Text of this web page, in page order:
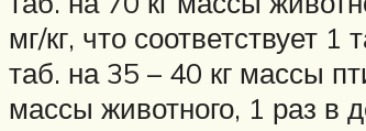
мг/кг, что соответствует
таб. на 35 – 40 кг массы
массы животного, 1 раз в